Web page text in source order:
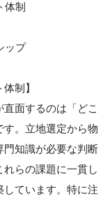
体制
ップ
制】
面するのは「どこ
。立地選定から物
門知識が必要な判断
らの課題に一貫し
ています。特に注